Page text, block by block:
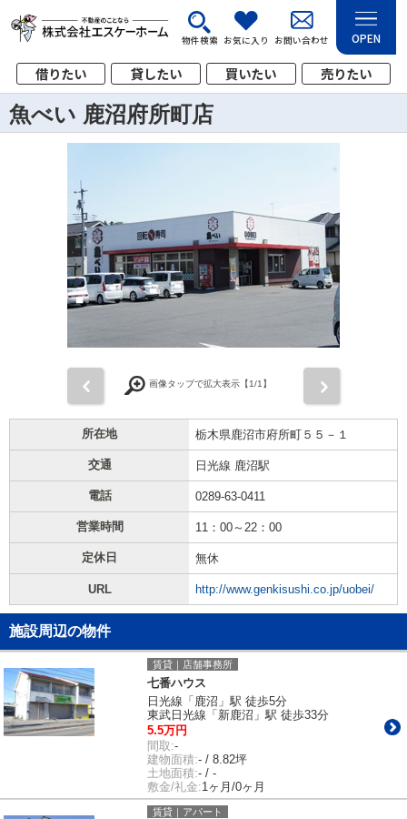
物件検索 お気に入り お問い合わせ OPEN
借りたい 貸したい 買いたい 売りたい
魚べい 鹿沼府所町店
画像タップで拡大表示【1/1】
所在地 栃木県鹿沼市府所町５５－１
交通 日光線 鹿沼駅
電話 0289-63-0411
営業時間 11：00～22：00
定休日 無休
URL http://www.genkisushi.co.jp/uobei/
施設周辺の物件
賃貸｜店舗事務所
七番ハウス
日光線「鹿沼」駅 徒歩5分
東武日光線「新鹿沼」駅 徒歩33分
5.5万円
間取:-
建物面積:- / 8.82坪
土地面積:- / -
敷金/礼金:1ヶ月/0ヶ月
賃貸｜アパート